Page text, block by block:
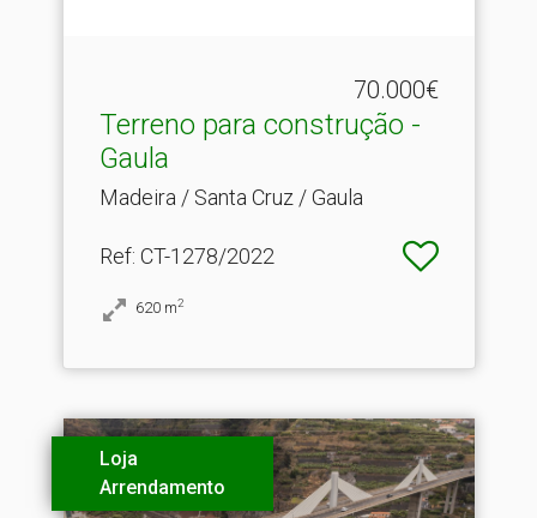
70.000€
Terreno para construção -
Gaula
Madeira / Santa Cruz / Gaula
Ref: CT-1278/2022
620 m2
Loja
Arrendamento